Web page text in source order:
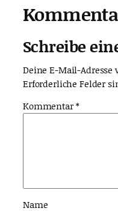
Schreibe
Deine E-Mail-
Erforderliche Felder
Kommentar*
Name